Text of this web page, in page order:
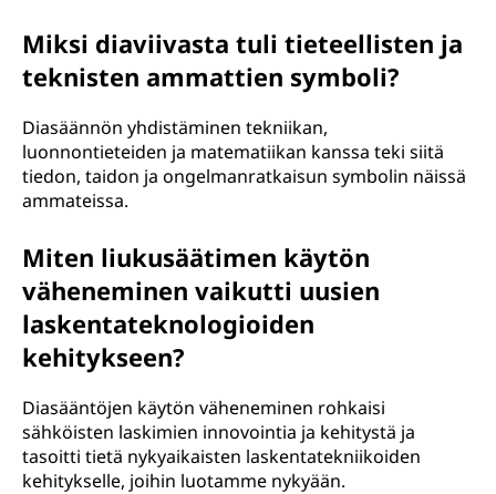
Miksi diaviivasta tuli tieteellisten ja
teknisten ammattien symboli?
Diasäännön yhdistäminen tekniikan,
luonnontieteiden ja matematiikan kanssa teki siitä
tiedon, taidon ja ongelmanratkaisun symbolin näissä
ammateissa.
Miten liukusäätimen käytön
väheneminen vaikutti uusien
laskentateknologioiden
kehitykseen?
Diasääntöjen käytön väheneminen rohkaisi
sähköisten laskimien innovointia ja kehitystä ja
tasoitti tietä nykyaikaisten laskentatekniikoiden
kehitykselle, joihin luotamme nykyään.